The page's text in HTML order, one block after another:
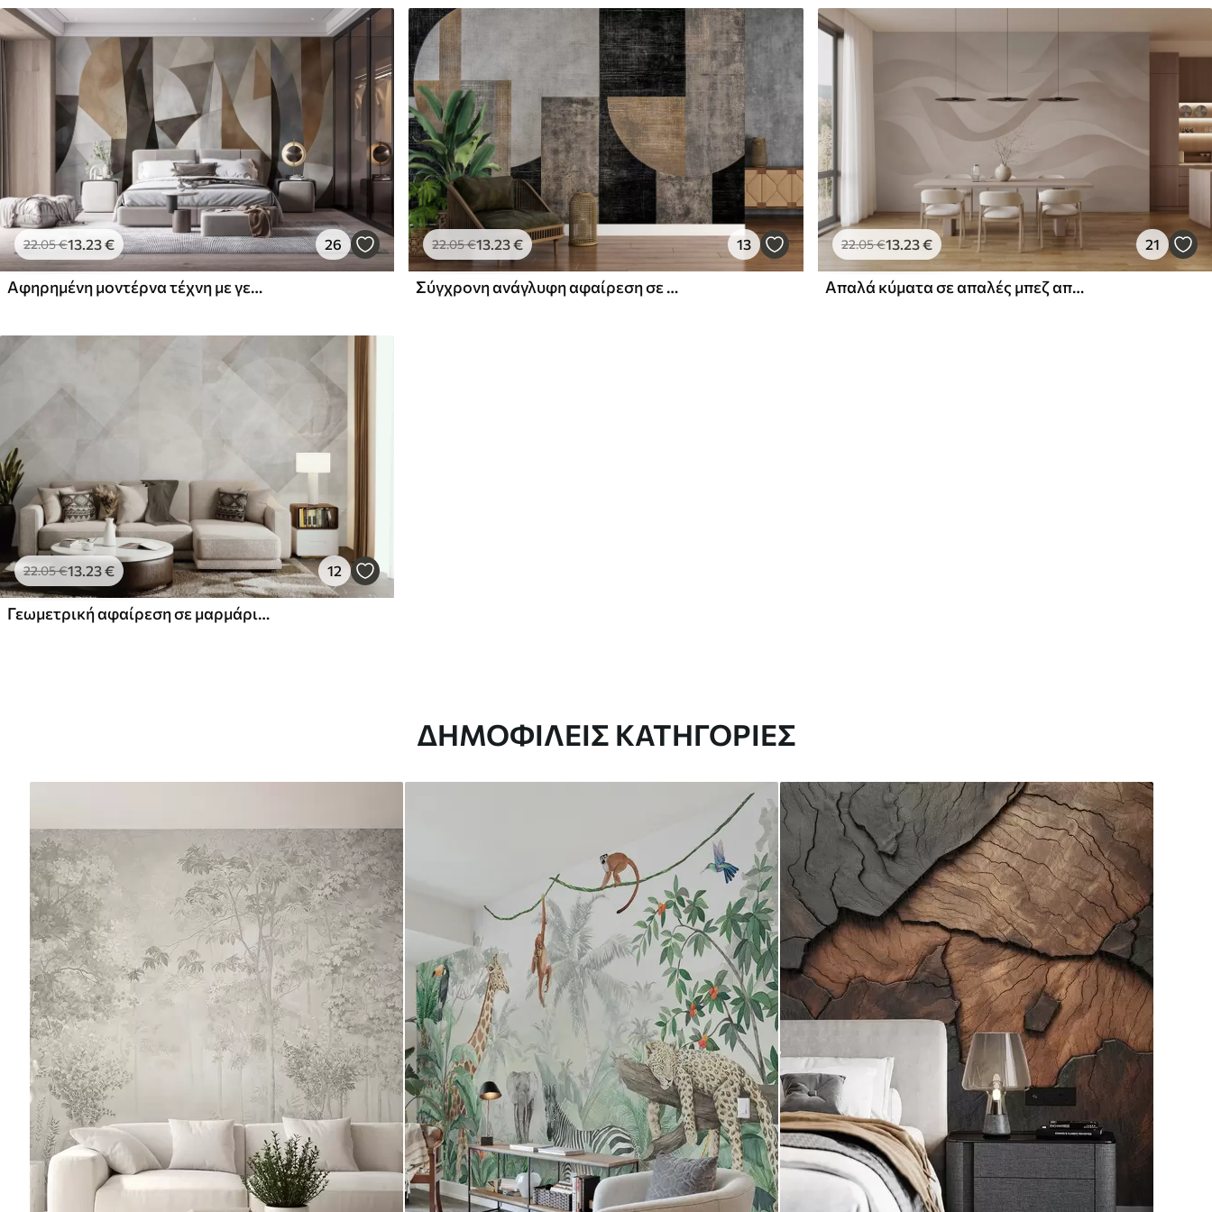
22.05€13 .23€ 26
Αφηρημένη μοντέρνα τέχνη με γεωμετρικά σχήματα σε αποχρώσεις του καφέ, του γκρι και του μπεζ
22.05€13 .23€ 13
Σύγχρονη ανάγλυφη αφαίρεση σε μαύρο και πορτοκαλί χρώματα
22.05€13.23€ 21
Απαλά κύματα σε απαλές μπεζ αποχρώσεις σε στυλ ακουαρέλας
22.05€13.23€ 12
Γεωμετρική αφαίρεση σε μαρμάρινο φόντο σε παστέλ χρώματα
ΔΗΜΟΦΙΛΕΊΣ ΚΑΤΗΓΟΡΊΕΣ